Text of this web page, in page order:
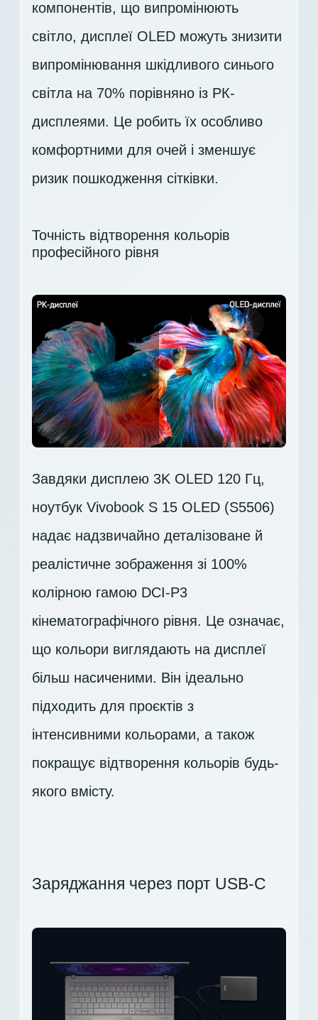
компонентів, що випромінюють
світло, дисплеї OLED можуть знизити
випромінювання шкідливого синього
світла на 70% порівняно із РК-
дисплеями. Це робить їх особливо
комфортними для очей і зменшує
ризик пошкодження сітківки.
Точність відтворення кольорів
професійного рівня
Завдяки дисплею 3K OLED 120 Гц,
ноутбук Vivobook S 15 OLED (S5506)
надає надзвичайно деталізоване й
реалістичне зображення зі 100%
колірною гамою DCI-P3
кінематографічного рівня. Це означає,
що кольори виглядають на дисплеї
більш насиченими. Він ідеально
підходить для проєктів з
інтенсивними кольорами, а також
покращує відтворення кольорів будь-
якого вмісту.
Заряджання через порт USB-C